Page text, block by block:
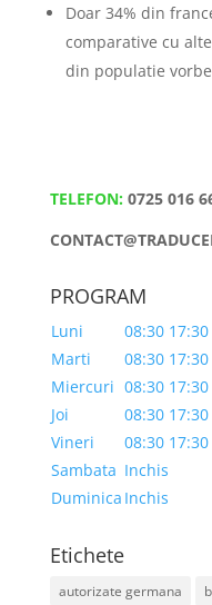
Doar 34% din
comparative cu
din populatie
TELEFON: 0725 016
PROGRAM
Luni
08:30 17:30
Marti
08:30 17:30
Miercuri 08:30 17:30
Joi
08:30 17:30
Vineri
08:30 17:30
Sambata Inchis
Duminica Inchis
Etichete
autorizate germana